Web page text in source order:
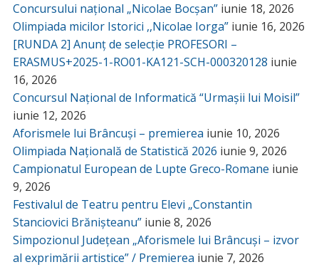
Concursului național „Nicolae Bocșan” iunie 18, 2026
Olimpiada micilor Istorici ,,Nicolae Iorga” iunie 16, 2026
[RUNDA 2] Anunț de selecție PROFESORI –
ERASMUS+2025-1-RO01-KA121-SCH-000320128 iunie
16, 2026
Concursul Național de Informatică “Urmașii lui Moisil”
iunie 12, 2026
Aforismele lui Brâncuși – premierea iunie 10, 2026
Olimpiada Națională de Statistică 2026 iunie 9, 2026
Campionatul European de Lupte Greco-Romane iunie
9, 2026
Festivalul de Teatru pentru Elevi „Constantin
Stanciovici Brănișteanu” iunie 8, 2026
Simpozionul Județean „Aforismele lui Brâncuși – izvor
al exprimării artistice” / Premierea iunie 7, 2026